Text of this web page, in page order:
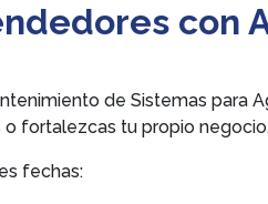
con
de Sistemas para
o fortalezcas tu propio
fechas: